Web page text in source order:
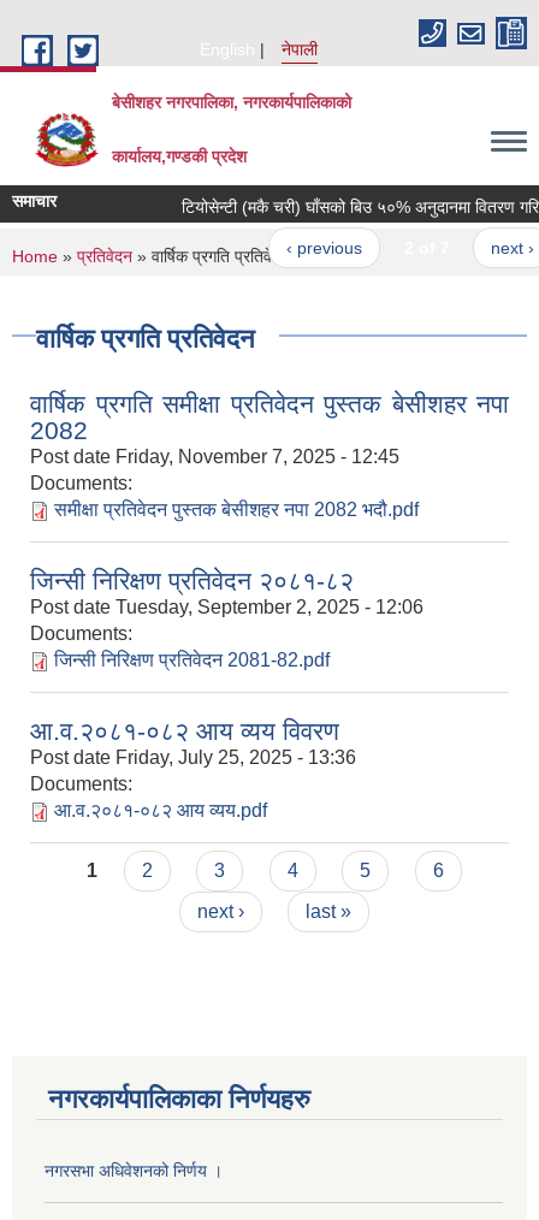
English
नेपाली
बेसीशहर नगरपालिका, नगरकार्यपालिकाको
कार्यालय,गण्डकी प्रदेश
समाचार टियोसेन्टी (मकै चरी) घाँसको बिउ ५०% अनुदानमा वितरण गरिने
‹ previous next ›
You are here
Home » प्रतिवेदन » वार्षिक प्रगति प्रतिवेदन
वार्षिक प्रगति प्रतिवेदन
वार्षिक प्रगति समीक्षा प्रतिवेदन पुस्तक बेसीशहर नपा
2082
Post date Friday, November 7, 2025 - 12:45
Documents:
समीक्षा प्रतिवेदन पुस्तक बेसीशहर नपा 2082 भदौ.pdf
जिन्सी निरिक्षण प्रतिवेदन २०८१-८२
Post date Tuesday, September 2, 2025 - 12:06
Documents:
जिन्सी निरिक्षण प्रतिवेदन 2081-82.pdf
आ.व.२०८१-०८२ आय व्यय विवरण
Post date Friday, July 25, 2025 - 13:36
Documents:
आ.व.२०८१-०८२ आय व्यय.pdf
Pages
1 2 3 4 5
6
next ›
last »
नगरकार्यपालिकाका निर्णयहरु
नगरसभा अधिवेशनको निर्णय ।